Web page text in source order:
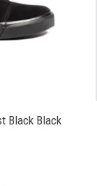
Black Black